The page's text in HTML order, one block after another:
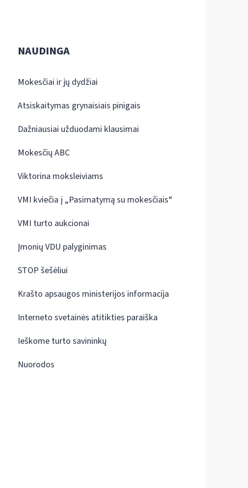
NAUDINGA
Mokesčiai ir jų dydžiai
Atsiskaitymas grynaisiais pinigais
Dažniausiai užduodami klausimai
Mokesčių ABC
Viktorina moksleiviams
VMI kviečia į „Pasimatymą su mokesčiais“
VMI turto aukcionai
Įmonių VDU palyginimas
STOP šešėliui
Krašto apsaugos ministerijos informacija
Interneto svetainės atitikties paraiška
Ieškome turto savininkų
Nuorodos